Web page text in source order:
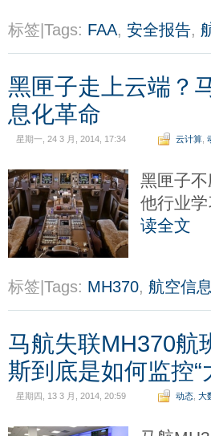
标签|Tags: FAA, 安全报告,
黑匣子走上云端？
息化革命
星期一, 24 3 月, 2014, 17:34 云计算
黑匣子
他行业
读全文
标签|Tags: MH370, 航空信
马航失联MH370航
斯到底是如何监控“
星期四, 13 3 月, 2014, 20:59 动态 大